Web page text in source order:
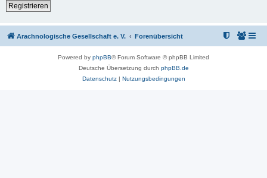
Registrieren
Arachnologische Gesellschaft e. V. Forenübersicht
Powered by phpBB® Forum Software © phpBB Limited
Deutsche Übersetzung durch phpBB.de
Datenschutz| Nutzungsbedingungen